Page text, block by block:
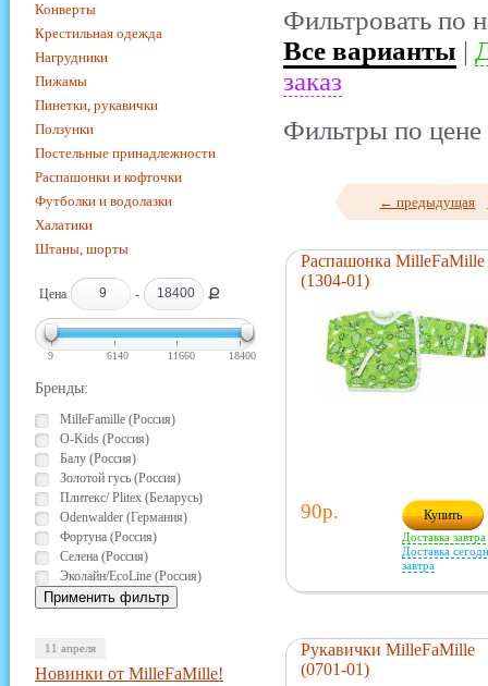
Фильтровать по
Все варианты |
заказ
Фильтры по цене
Конверты
Крестильная одежда
Нагрудники
Пижамы
Пинетки, рукавички
Ползунки
Постельные принадлежности
Распашонки и кофточки
Футболки и водолазки
Халатики
Штаны, шорты
Цена - Ք
9 6140 11660 18400
Бренды:
MilleFamille (Россия)
O-Kids (Россия)
Балу (Россия)
Золотой гусь (Россия)
Плитекс/ Plitex (Беларусь)
Odenwalder (Германия)
Фортуна (Россия)
Селена (Россия)
Эколайн/EcoLine (Россия)
11 апреля
Новинки от MilleFaMille!
← предыдущая
Распашонка MilleFaMille
(1304-01)
90р. Купить
Доставка завтра
Доставка
завтра
Рукавички MilleFaMille
(0701-01)